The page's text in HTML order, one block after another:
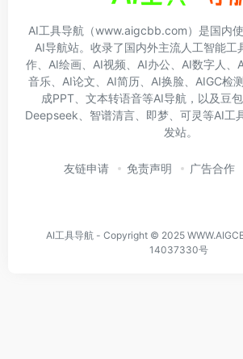
AI工具导航（www.aigcbb.com）是国内
AI导航站。收录了国内外主流人工智能工
作、AI绘画、AI视频、AI办公、AI数字人、
音乐、AI论文、AI简历、AI换脸、AIGC检
成PPT、文本转语音等AI导航，以及豆包
Deepseek、智谱清言、即梦、可灵等AI工
发站。
友链申请 免责声明 广告合作
AI工具导航 - Copyright © 2025
14037330号